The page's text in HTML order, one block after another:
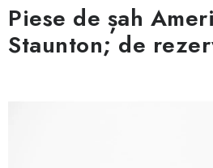
PIESE DE ȘAH
Piese de șah
Staunton; de